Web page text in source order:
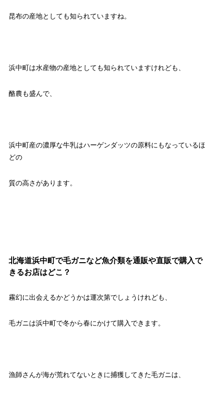
昆布の産地としても知られていますね。
浜中町は水産物の産地としても知られていますけれども、
酪農も盛んで、
浜中町産の濃厚な牛乳はハーゲンダッツの原料にもなっているほ
どの
質の高さがあります。
北海道浜中町で毛ガニなど魚介類を通販や直販で購入で
きるお店はどこ？
霧幻に出会えるかどうかは運次第でしょうけれども、
毛ガニは浜中町で冬から春にかけて購入できます。
漁師さんが海が荒れてないときに捕獲してきた毛ガニは、